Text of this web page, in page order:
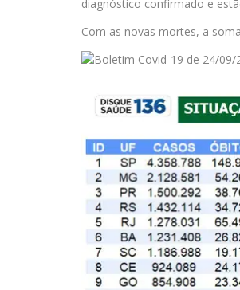
diagnóstico confirmado e
Com as novas mortes, a